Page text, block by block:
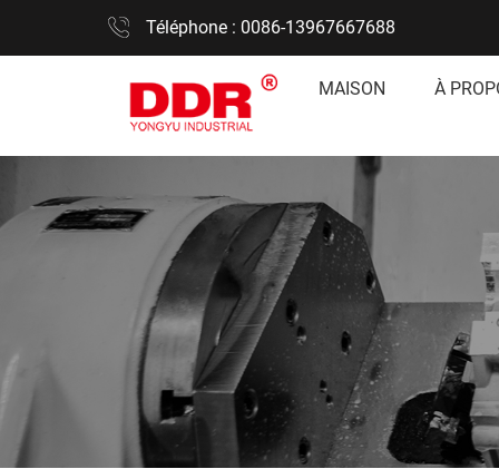
Téléphone : 0086-13967667688
MAISON À